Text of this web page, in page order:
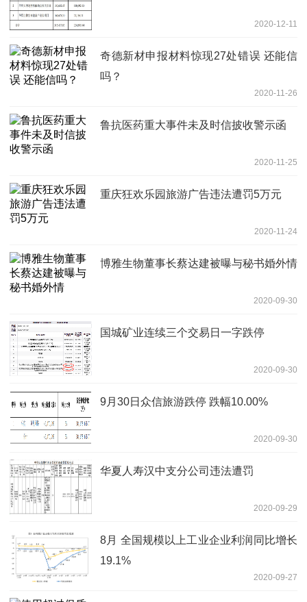
2020-12-11
奇德新材申报材料惊现27处错误 还能信
吗？
2020-11-26
鲁抗医药重大事件未及时信披收警示函
2020-11-25
重庆狂欢乐园旅游广告违法遭罚5万元
2020-11-24
博雅生物董事长蔡达建被曝与秘书婚外情
2020-09-30
国城矿业连续三个交易日一字跌停
2020-09-30
9月30日众信旅游跌停 跌幅10.00%
2020-09-30
华夏人寿汉中支分公司违法遭罚
2020-09-29
8月 全国规模以上工业企业利润同比增长
19.1%
2020-09-27